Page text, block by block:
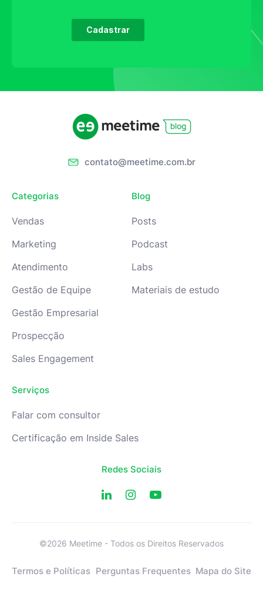
contato@meetime.com.br
Categorias
Vendas
Marketing
Atendimento
Gestão de Equipe
Gestão Empresarial
Prospecção
Sales Engagement
Blog
Posts
Podcast
Labs
Materiais de estudo
Serviços
Falar com consultor
Certificação em Inside Sales
Redes Sociais
©2026 Meetime - Todos os Direitos Reservados
Termos e Políticas Perguntas Frequentes Mapa do Site